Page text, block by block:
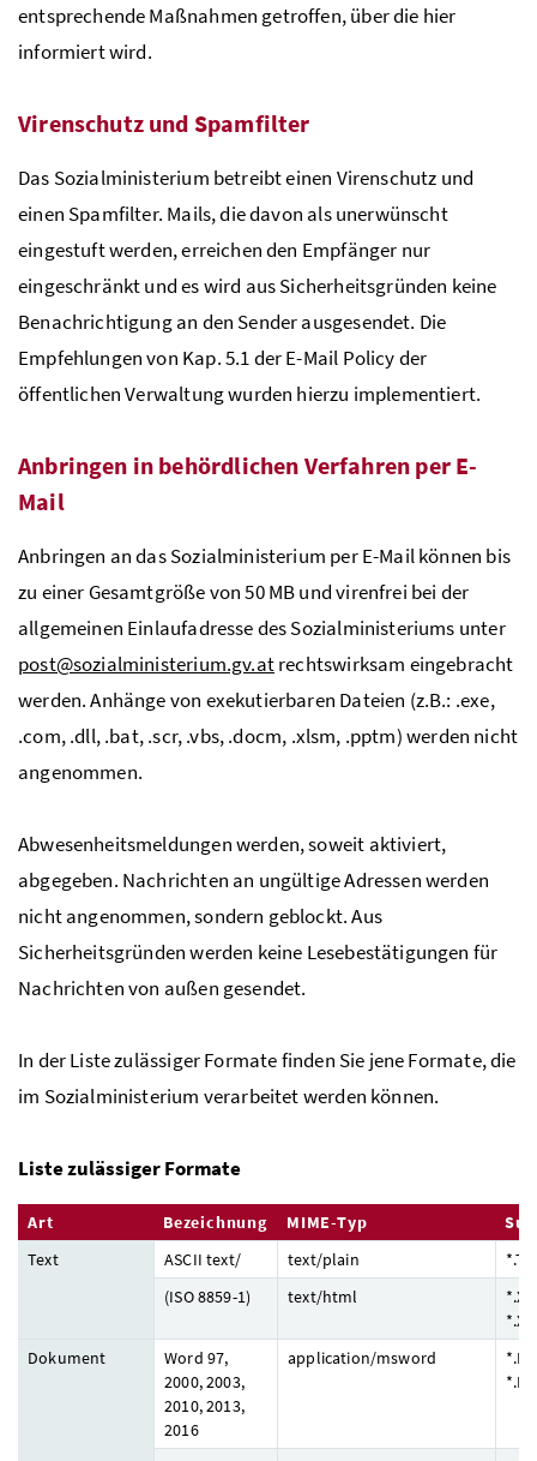
entsprechende Maßnahmen getroffen, über die hier
informiert wird.
Virenschutz und Spamfilter
Das Sozialministerium betreibt einen Virenschutz und
einen Spamfilter. Mails, die davon als unerwünscht
eingestuft werden, erreichen den Empfänger nur
eingeschränkt und es wird aus Sicherheitsgründen keine
Benachrichtigung an den Sender ausgesendet. Die
Empfehlungen von Kap. 5.1 der E-Mail Policy der
öffentlichen Verwaltung wurden hierzu implementiert.
Anbringen in behördlichen Verfahren per E-
Mail
Anbringen an das Sozialministerium per E-Mail können bis
zu einer Gesamtgröße von 50 MB und virenfrei bei der
allgemeinen Einlaufadresse des Sozialministeriums unter
post@sozialministerium.gv.atrechtswirksam eingebracht
werden. Anhänge von exekutierbaren Dateien (z.B.: .exe,
.com, .dll, .bat, .scr, .vbs, .docm, .xlsm, .pptm) werden nicht
angenommen.
Abwesenheitsmeldungen werden, soweit aktiviert,
abgegeben. Nachrichten an ungültige Adressen werden
nicht angenommen, sondern geblockt. Aus
Sicherheitsgründen werden keine Lesebestätigungen für
Nachrichten von außen gesendet.
In der Liste zulässiger Formate finden Sie jene Formate, die
im Sozialministerium verarbeitet werden können.
Liste zulässiger Formate
Art Bezeichnung MIME-Typ
Text
ASCII text/ text/plain
(ISO 8859-1)
text/html
Dokument
Word 97,
2000, 2003,
2010, 2013,
2016
application/msword